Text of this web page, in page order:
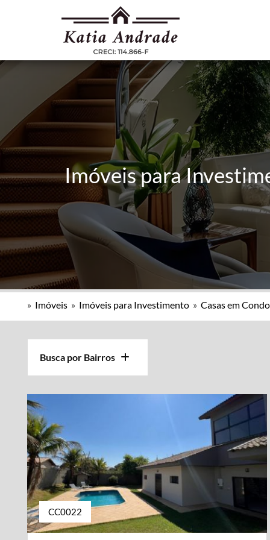
Imóveis para
» Imóveis » Imóveis para Investimento » Casas em
Busca por Bairros
CC0022